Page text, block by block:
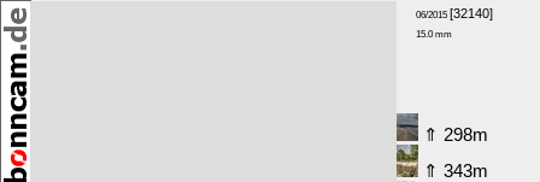
06/2015 [32140]
15.0 mm
⇑ 298m
⇑ 343m